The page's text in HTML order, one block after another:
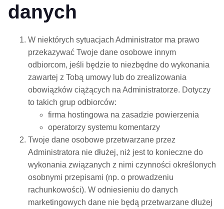
danych
W niektórych sytuacjach Administrator ma prawo
przekazywać Twoje dane osobowe innym
odbiorcom, jeśli będzie to niezbędne do wykonania
zawartej z Tobą umowy lub do zrealizowania
obowiązków ciążących na Administratorze. Dotyczy
to takich grup odbiorców:
firma hostingowa na zasadzie powierzenia
operatorzy systemu komentarzy
Twoje dane osobowe przetwarzane przez
Administratora nie dłużej, niż jest to konieczne do
wykonania związanych z nimi czynności określonych
osobnymi przepisami (np. o prowadzeniu
rachunkowości). W odniesieniu do danych
marketingowych dane nie będą przetwarzane dłużej